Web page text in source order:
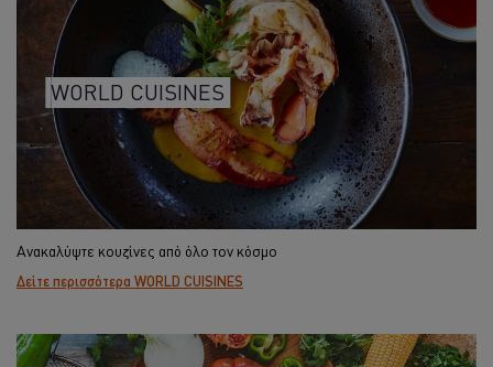
WORLD CUISINES
Ανακαλύψτε κουζίνες από όλο τον κόσμο
Δείτε περισσότερα WORLD CUISINES